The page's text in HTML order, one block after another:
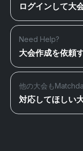
ログインして大
Need Help?
大会作成を依頼
他の大会も
対応してほしい